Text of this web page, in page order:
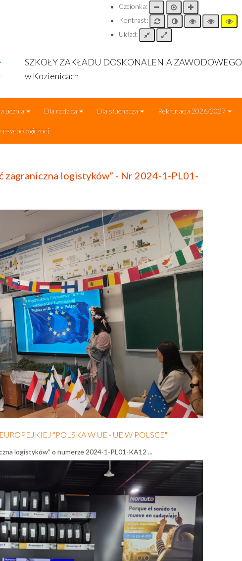
Czcionka:
Kontrast:
Układ:
SZKOŁY ZAKŁADU DOSKONALENIA ZAWODOWEGO
w Kozienicach
ucznia Dla rodzica Dla słuchacza Rekrutacja 2026/2027
zagraniczna logistyków” - Nr 2024-1-PL01-
"POLSKA W UE - UE W POLSCE"
logistyków” o numerze 2024-1-PL01-KA12 ...